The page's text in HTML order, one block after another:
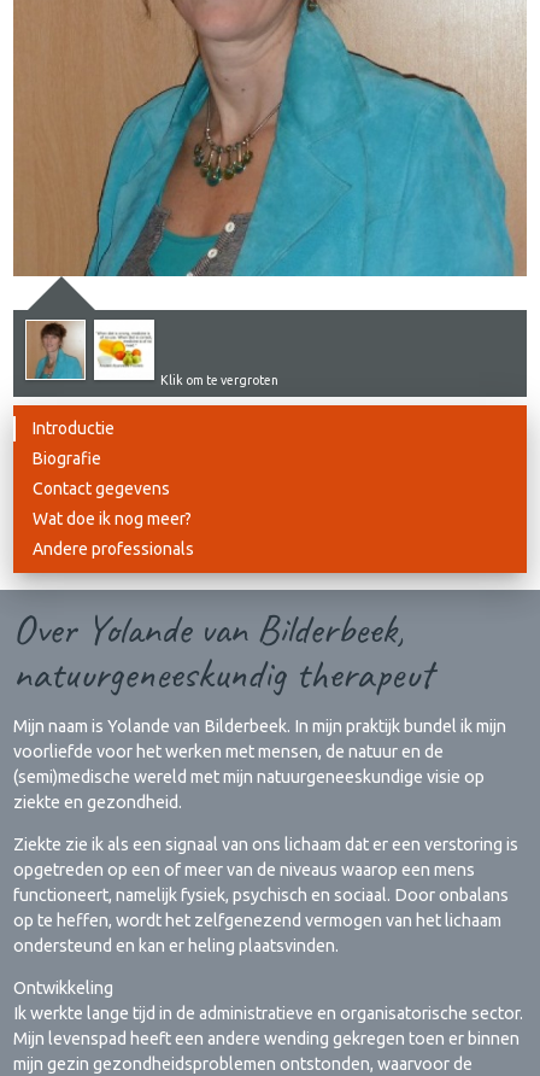
Klik om te vergroten
Introductie
Biografie
Contact gegevens
Wat doe ik nog meer?
Andere professionals
Over Yolande van Bilderbeek,
natuurgeneeskundig therapeut
Mijn naam is Yolande van Bilderbeek. In mijn praktijk bundel ik mijn
voorliefde voor het werken met mensen, de natuur en de
(semi)medische wereld met mijn natuurgeneeskundige visie op
ziekte en gezondheid.
Ziekte zie ik als een signaal van ons lichaam dat er een verstoring is
opgetreden op een of meer van de niveaus waarop een mens
functioneert, namelijk fysiek, psychisch en sociaal. Door onbalans
op te heffen, wordt het zelfgenezend vermogen van het lichaam
ondersteund en kan er heling plaatsvinden.
Ontwikkeling
Ik werkte lange tijd in de administratieve en organisatorische sector.
Mijn levenspad heeft een andere wending gekregen toen er binnen
mijn gezin gezondheidsproblemen ontstonden, waarvoor de